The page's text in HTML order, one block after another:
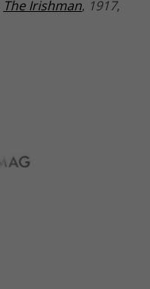
The Irishman, 1917,